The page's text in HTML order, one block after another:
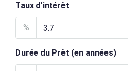
Taux d'intérêt
%
Durée du Prêt (en années)